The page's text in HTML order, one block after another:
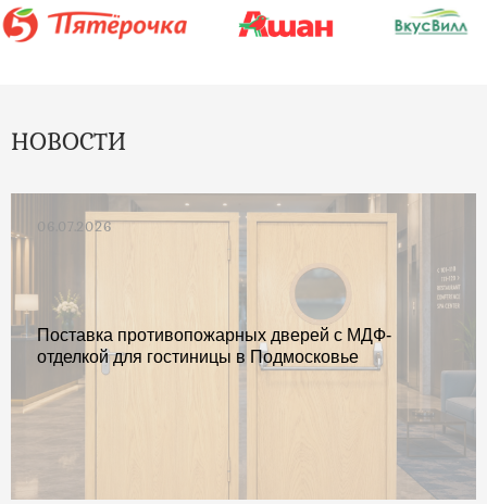
НОВОСТИ
06.07.2026
Поставка противопожарных дверей с МДФ-
отделкой для гостиницы в Подмосковье